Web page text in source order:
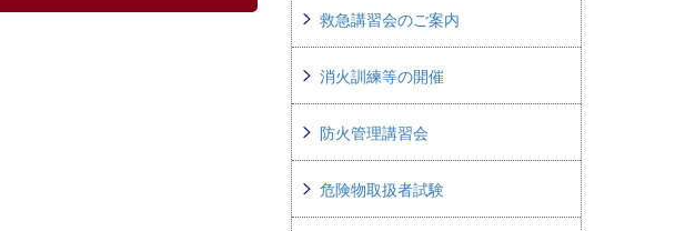
救急講習会のご案内
消火訓練等の開催
防火管理講習会
危険物取扱者試験